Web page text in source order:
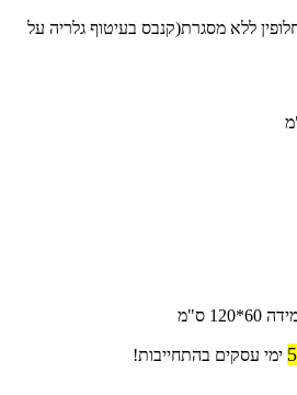
ללא מסגרת(קנבס בעיטוף גלריה על
ס"מ
ימי עסקים בהתחייבות!